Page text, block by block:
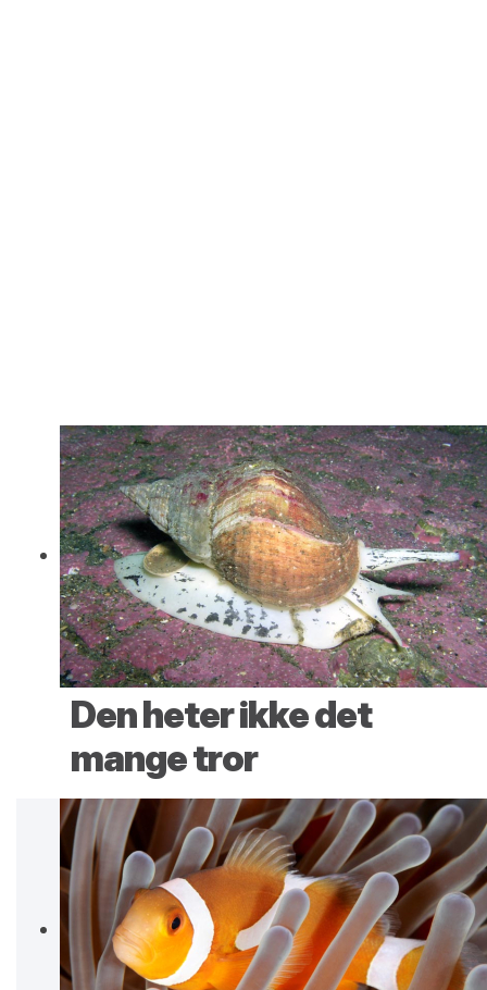
Den heter ikke det
mange tror